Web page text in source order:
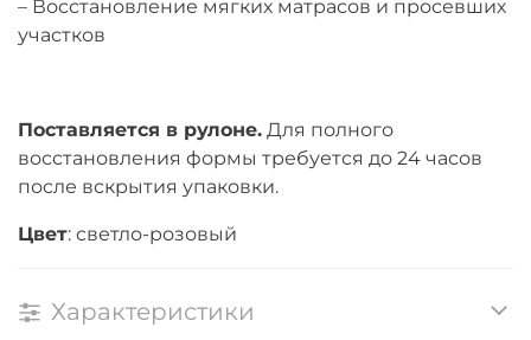
– Восстановление мягких матрасов и просевших
участков
Поставляется в рулоне. Для полного
восстановления формы требуется до 24 часов
после вскрытия упаковки.
Цвет: светло-розовый
Характеристики